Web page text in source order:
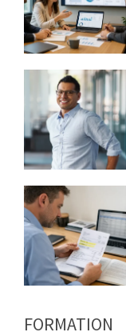
FORMATION